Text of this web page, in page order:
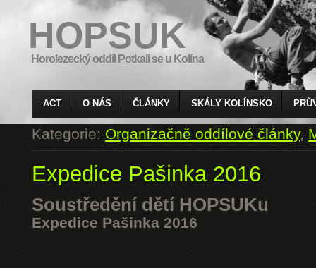
HOPSUK
Horolezecký oddíl Potkali se u Kolína
ACT O NÁS ČLÁNKY SKÁLY KOLÍNSKO
Kategorie:Organizačně oddílové články,
Expedice Pašinka 2016
Soustředění dětí HOPSUKu
Expedice Pašinka 2016